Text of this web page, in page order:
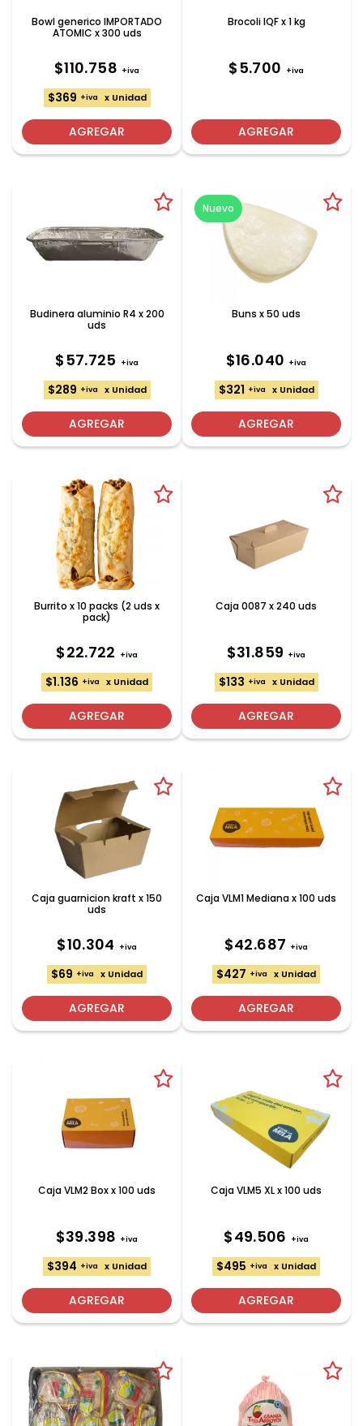
Bowl generico IMPORTADO
ATOMIC x 300 uds
$110.758 +iva
$369 +iva x Unidad
AGREGAR
Brocoli IQF x 1 kg
$5.700 +iva
AGREGAR
Budinera aluminio R4 x 200
uds
$57.725 +iva
$289 +iva x Unidad
AGREGAR
Nuevo
Buns x 50 uds
$16.040 +iva
$321 +iva x Unidad
AGREGAR
Burrito x 10 packs (2 uds x
pack)
$22.722 +iva
$1.136 +iva x Unidad
AGREGAR
Caja 0087 x 240 uds
$31.859 +iva
$133 +iva x Unidad
AGREGAR
Caja guarnicion kraft x 150
uds
$10.304 +iva
$69 +iva x Unidad
AGREGAR
Caja VLM1 Mediana x 100 uds
$42.687 +iva
$427 +iva x Unidad
AGREGAR
Caja VLM2 Box x 100 uds
$39.398 +iva
$394 +iva x Unidad
AGREGAR
Caja VLM5 XL x 100 uds
$49.506 +iva
$495 +iva x Unidad
AGREGAR